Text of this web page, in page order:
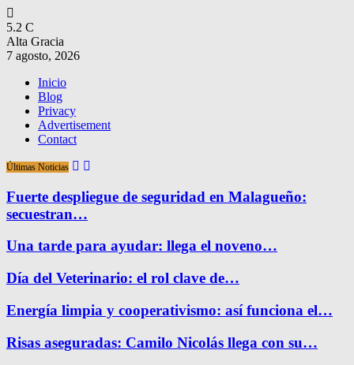
5.2 C
Alta Gracia
7 agosto, 2026
Inicio
Blog
Privacy
Advertisement
Contact
Últimas Noticias
Fuerte despliegue de seguridad en Malagueño:
secuestran…
Una tarde para ayudar: llega el noveno…
Día del Veterinario: el rol clave de…
Energía limpia y cooperativismo: así funciona el…
Risas aseguradas: Camilo Nicolás llega con su…